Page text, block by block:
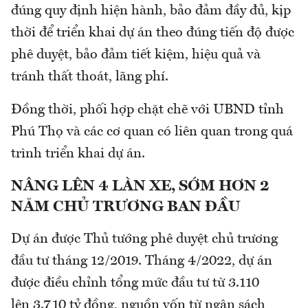
đúng quy định hiện hành, bảo đảm đầy đủ, kịp
thời để triển khai dự án theo đúng tiến độ được
phê duyệt, bảo đảm tiết kiệm, hiệu quả và
tránh thất thoát, lãng phí.
Đồng thời, phối hợp chặt chẽ với UBND tỉnh
Phú Thọ và các cơ quan có liên quan trong quá
trình triển khai dự án.
NÂNG LÊN 4 LÀN XE, SỚM HƠN 2
NĂM CHỦ TRƯƠNG BAN ĐẦU
Dự án được Thủ tướng phê duyệt chủ trương
đầu tư tháng 12/2019. Tháng 4/2022, dự án
được điều chỉnh tổng mức đầu tư từ 3.110